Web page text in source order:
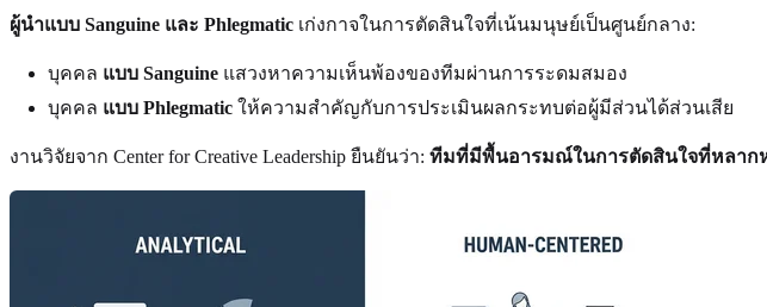
ผู้นำแบบ Sanguine และ Phlegmatic เก่งกาจในการตัดสินใจที่เน้นมนุษย์เป็นศูนย์กลาง:
บุคคล แบบ Sanguine แสวงหาความเห็นพ้องของทีมผ่านการระดมสมอง
บุคคล แบบ Phlegmatic ให้ความสำคัญกับการประเมินผลกระทบต่อผู้มีส่วนได้ส่วนเสีย
งานวิจัยจาก Center for Creative Leadership ยืนยันว่า: ทีมที่มีพื้นอารมณ์ในการตัดสินใจที่หลาก